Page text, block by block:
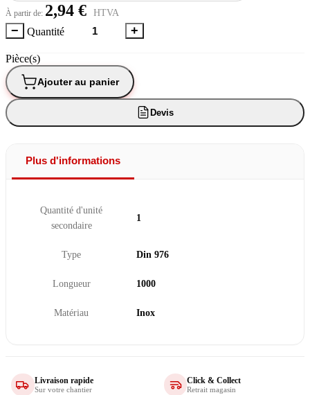
À partir de: 2,94 € HTVA
− Quantité +
Pièce(s)
Ajouter au panier
Devis
Plus d'informations
Quantité d'unité
secondaire
1
Type Din 976
Longueur 1000
Matériau Inox
Livraison rapide
Sur votre chantier
Click & Collect
Retrait magasin